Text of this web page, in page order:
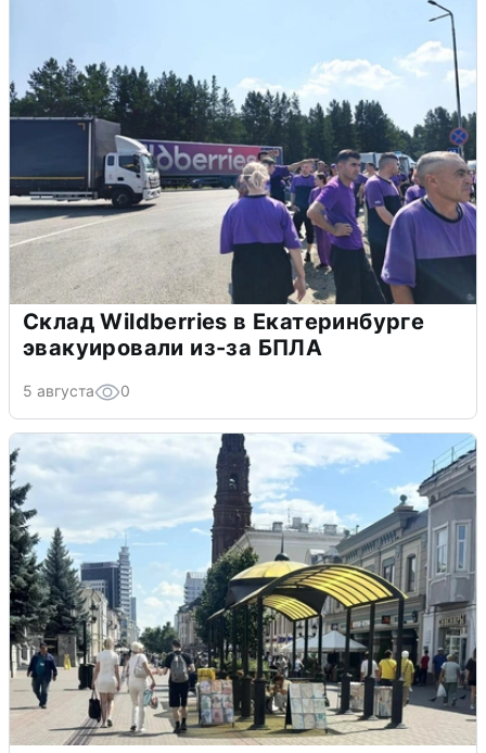
Склад Wildberries в Екатеринбурге
эвакуировали из-за БПЛА
5 августа 0